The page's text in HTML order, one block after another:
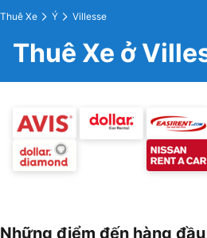
Thuê Xe Ý Villesse
Thuê Xe ở
Những điểm đến hàng